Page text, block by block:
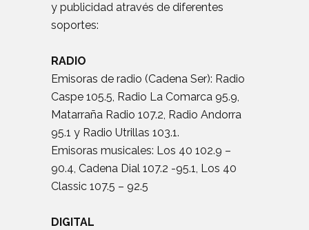
y publicidad através de diferentes
soportes:
RADIO
Emisoras de radio (Cadena Ser): Radio
Caspe 105.5, Radio La Comarca 95.9,
Matarraña Radio 107.2, Radio Andorra
95.1 y Radio Utrillas 103.1.
Emisoras musicales: Los 40 102.9 –
90.4, Cadena Dial 107.2 -95.1, Los 40
Classic 107.5 – 92.5
DIGITAL